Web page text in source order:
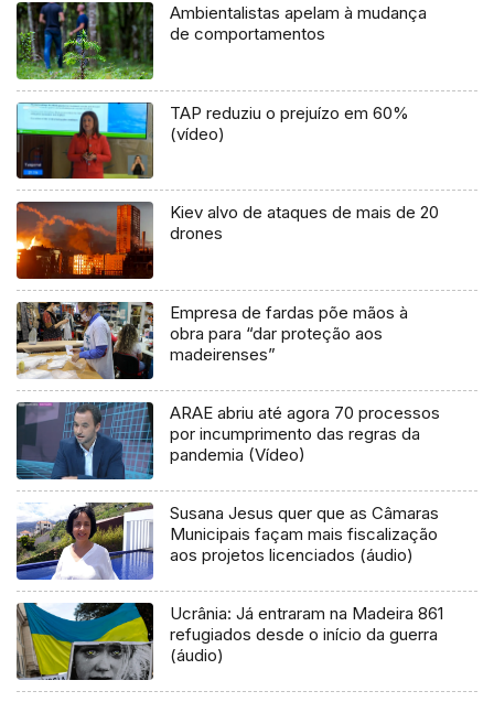
Ambientalistas apelam à mudança
de comportamentos
TAP reduziu o prejuízo em 60%
(vídeo)
Kiev alvo de ataques de mais de 20
drones
Empresa de fardas põe mãos à
obra para “dar proteção aos
madeirenses”
ARAE abriu até agora 70 processos
por incumprimento das regras da
pandemia (Vídeo)
Susana Jesus quer que as Câmaras
Municipais façam mais fiscalização
aos projetos licenciados (áudio)
Ucrânia: Já entraram na Madeira 861
refugiados desde o início da guerra
(áudio)